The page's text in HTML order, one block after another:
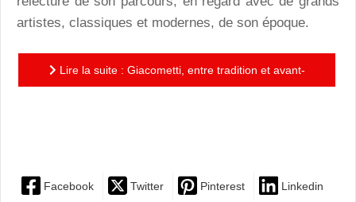
artistes, classiques et modernes, de son époque.
Lire la suite : Giacometti, entre tradition et avant-
Facebook Twitter Pinterest Linkedin